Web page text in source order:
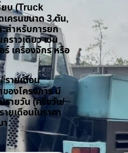
ยบ (Truck
ครนขนาด 3 ตัน,
สำหรับการยก
ราวเดียว เช่น
เครื่องจักร หรือ
รายเดือน
องโครงการ มี
รายวัน (ครึ่งวัน/
ายเดือนในราคา